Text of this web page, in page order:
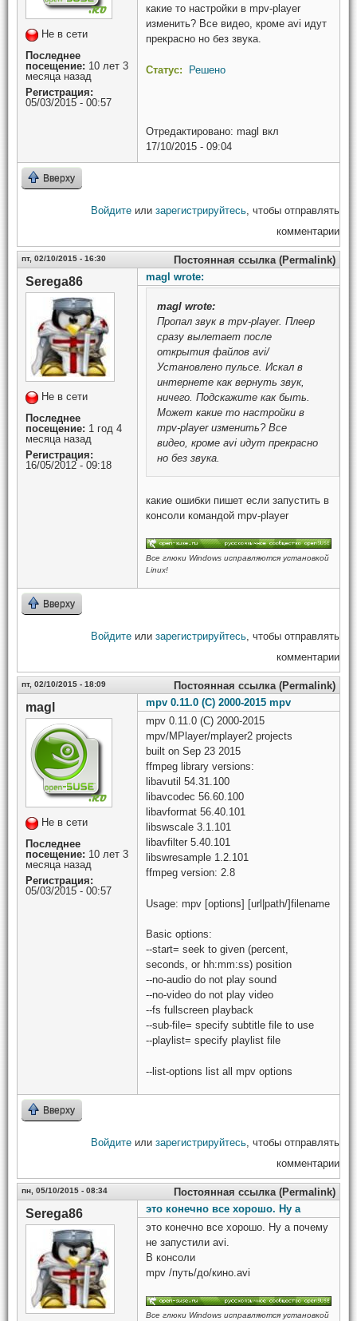
Не в сети
Последнее
посещение: 10 лет 3
месяца назад
Регистрация:
05/03/2015 - 00:57
какие то настройки в mpv-player
изменить? Все видео, кроме avi идут
прекрасно но без звука.
Статус: Решено
Отредактировано: magl вкл
17/10/2015 - 09:04
Вверху
Войдите или зарегистрируйтесь, чтобы отправлять
комментарии
пт, 02/10/2015 - 16:30 Постоянная ссылка (Permalink)
Serega86
Не в сети
Последнее
посещение: 1 год 4
месяца назад
Регистрация:
16/05/2012 - 09:18
magl wrote:
magl wrote:
Пропал звук в mpv-player. Плеер
сразу вылетает после
открытия файлов avi/
Установлено пульсе. Искал в
интернете как вернуть звук,
ничего. Подскажите как быть.
Может какие то настройки в
mpv-player изменить? Все
видео, кроме avi идут прекрасно
но без звука.
какие ошибки пишет если запустить в
консоли командой mpv-player
Все глюки Windows исправляются установкой
Linux!
Вверху
Войдите или зарегистрируйтесь, чтобы отправлять
комментарии
пт, 02/10/2015 - 18:09 Постоянная ссылка (Permalink)
magl
Не в сети
Последнее
посещение: 10 лет 3
месяца назад
Регистрация:
05/03/2015 - 00:57
mpv 0.11.0 (C) 2000-2015 mpv
mpv 0.11.0 (C) 2000-2015
mpv/MPlayer/mplayer2 projects
built on Sep 23 2015
ffmpeg library versions:
libavutil 54.31.100
libavcodec 56.60.100
libavformat 56.40.101
libswscale 3.1.101
libavfilter 5.40.101
libswresample 1.2.101
ffmpeg version: 2.8
Usage: mpv [options] [url|path/]filename
Basic options:
--start= seek to given (percent,
seconds, or hh:mm:ss) position
--no-audio do not play sound
--no-video do not play video
--fs fullscreen playback
--sub-file= specify subtitle file to use
--playlist= specify playlist file
--list-options list all mpv options
Вверху
Войдите или зарегистрируйтесь, чтобы отправлять
комментарии
пн, 05/10/2015 - 08:34 Постоянная ссылка (Permalink)
Serega86
это конечно все хорошо. Ну а
это конечно все хорошо. Ну а почему
не запустили avi.
В консоли
mpv /путь/до/кино.avi
Все глюки Windows исправляются установкой